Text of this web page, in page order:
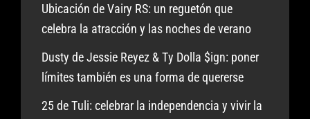
Ubicación de Vairy RS: un reguetón que
celebra la atracción y las noches de verano
Dusty de Jessie Reyez & Ty Dolla $ign: poner
límites también es una forma de quererse
25 de Tuli: celebrar la independencia y vivir la